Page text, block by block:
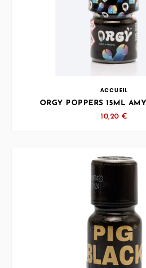
… (SVG
ACCUEIL
ORGY POPPERS 15ML
10,20 €
… (SVG